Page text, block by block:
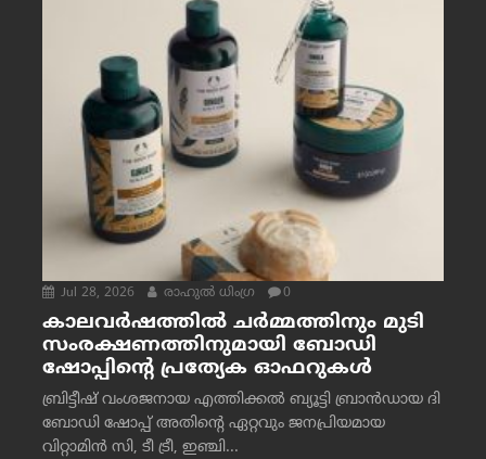
Jul 28, 2026 രാഹുല്‍ ധിംഗ്ര 0
കാലവർഷത്തിൽ ചർമ്മത്തിനും മുടി
സംരക്ഷണത്തിനുമായി ബോഡി
ഷോപ്പിന്റെ പ്രത്യേക ഓഫറുകൾ
ബ്രിട്ടീഷ് വംശജനായ എത്തിക്കൽ ബ്യൂട്ടി ബ്രാൻഡായ ദി
ബോഡി ഷോപ്പ് അതിന്റെ ഏറ്റവും ജനപ്രിയമായ
വിറ്റാമിൻ സി, ടീ ട്രീ, ഇഞ്ചി...